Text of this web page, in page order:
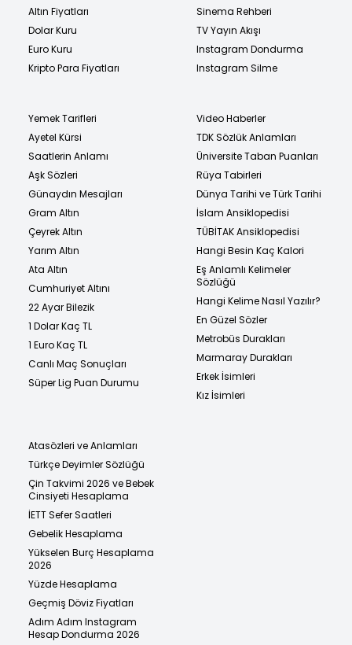
Altın Fiyatları
Dolar Kuru
Euro Kuru
Kripto Para Fiyatları
Sinema Rehberi
TV Yayın Akışı
Instagram Dondurma
Instagram Silme
Yemek Tarifleri
Ayetel Kürsi
Saatlerin Anlamı
Aşk Sözleri
Günaydın Mesajları
Gram Altın
Çeyrek Altın
Yarım Altın
Ata Altın
Cumhuriyet Altını
22 Ayar Bilezik
1 Dolar Kaç TL
1 Euro Kaç TL
Canlı Maç Sonuçları
Süper Lig Puan Durumu
Video Haberler
TDK Sözlük Anlamları
Üniversite Taban Puanları
Rüya Tabirleri
Dünya Tarihi ve Türk Tarihi
İslam Ansiklopedisi
TÜBİTAK Ansiklopedisi
Hangi Besin Kaç Kalori
Eş Anlamlı Kelimeler
Sözlüğü
Hangi Kelime Nasıl Yazılır?
En Güzel Sözler
Metrobüs Durakları
Marmaray Durakları
Erkek İsimleri
Kız İsimleri
Atasözleri ve Anlamları
Türkçe Deyimler Sözlüğü
Çin Takvimi 2026 ve Bebek
Cinsiyeti Hesaplama
İETT Sefer Saatleri
Gebelik Hesaplama
Yükselen Burç Hesaplama
2026
Yüzde Hesaplama
Geçmiş Döviz Fiyatları
Adım Adım Instagram
Hesap Dondurma 2026